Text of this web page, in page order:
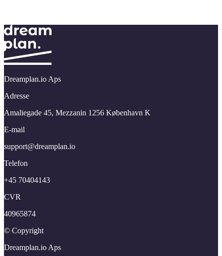
Dreamplan.io Aps
Adresse
Amaliegade 45,​ Mezzanin 1256 København K
E-mail
support@​dreamplan.​io
Telefon
+45 70404143
CVR
40965874
© Copyright
Dreamplan.​io Aps